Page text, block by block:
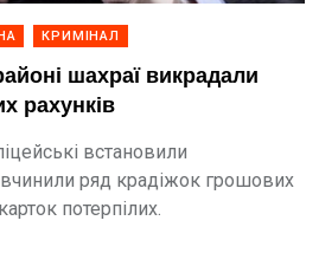
КРИМІНАЛ
шахраї викрадали
рахунків
встановили
ряд крадіжок грошових
потерпілих.